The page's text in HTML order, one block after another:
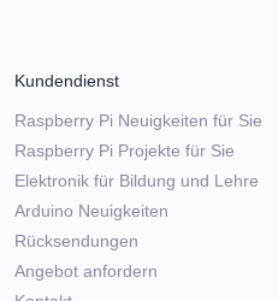
Kundendienst
Raspberry Pi Neuigkeiten für Sie
Raspberry Pi Projekte für Sie
Elektronik für Bildung und Lehre
Arduino Neuigkeiten
Rücksendungen
Angebot anfordern